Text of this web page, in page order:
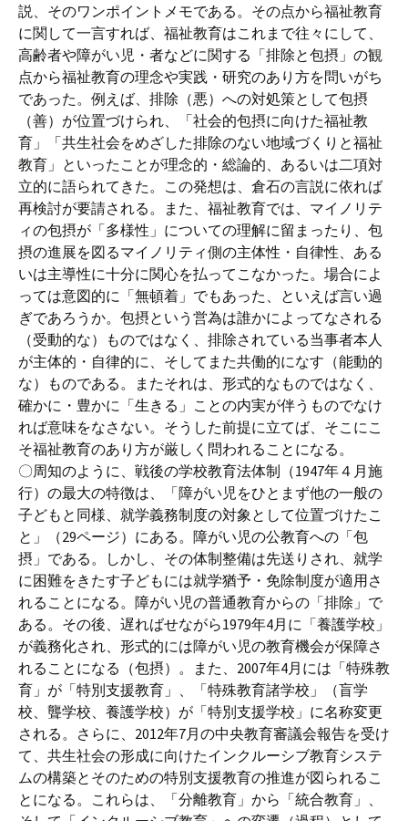
説、そのワンポイントメモである。その点から福祉教育
に関して一言すれば、福祉教育はこれまで往々にして、
高齢者や障がい児・者などに関する「排除と包摂」の観
点から福祉教育の理念や実践・研究のあり方を問いがち
であった。例えば、排除（悪）への対処策として包摂
（善）が位置づけられ、「社会的包摂に向けた福祉教
育」「共生社会をめざした排除のない地域づくりと福祉
教育」といったことが理念的・総論的、あるいは二項対
立的に語られてきた。この発想は、倉石の言説に依れば
再検討が要請される。また、福祉教育では、マイノリテ
ィの包摂が「多様性」についての理解に留まったり、包
摂の進展を図るマイノリティ側の主体性・自律性、ある
いは主導性に十分に関心を払ってこなかった。場合によ
っては意図的に「無頓着」でもあった、といえば言い過
ぎであろうか。包摂という営為は誰かによってなされる
（受動的な）ものではなく、排除されている当事者本人
が主体的・自律的に、そしてまた共働的になす（能動的
な）ものである。またそれは、形式的なものではなく、
確かに・豊かに「生きる」ことの内実が伴うものでなけ
れば意味をなさない。そうした前提に立てば、そこにこ
そ福祉教育のあり方が厳しく問われることになる。
〇周知のように、戦後の学校教育法体制（1947年４月施
行）の最大の特徴は、「障がい児をひとまず他の一般の
子どもと同様、就学義務制度の対象として位置づけたこ
と」（29ページ）にある。障がい児の公教育への「包
摂」である。しかし、その体制整備は先送りされ、就学
に困難をきたす子どもには就学猶予・免除制度が適用さ
れることになる。障がい児の普通教育からの「排除」で
ある。その後、遅ればせながら1979年4月に「養護学校」
が義務化され、形式的には障がい児の教育機会が保障さ
れることになる（包摂）。また、2007年4月には「特殊教
育」が「特別支援教育」、「特殊教育諸学校」（盲学
校、聾学校、養護学校）が「特別支援学校」に名称変更
される。さらに、2012年7月の中央教育審議会報告を受け
て、共生社会の形成に向けたインクルーシブ教育システ
ムの構築とそのための特別支援教育の推進が図られるこ
とになる。これらは、「分離教育」から「統合教育」、